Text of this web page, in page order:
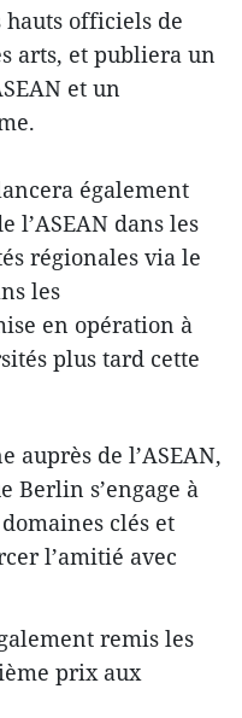
hauts officiels de
arts, et publiera un
et un
également
l’ASEAN dans les
régionales via le
les
en opération à
plus tard cette
auprès de l’ASEAN,
Berlin s’engage à
clés et
l’amitié avec
remis les
prix aux